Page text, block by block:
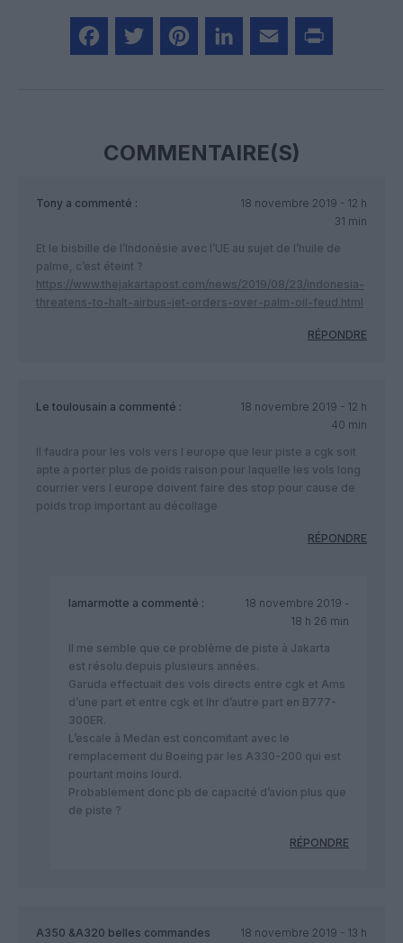
COMMENTAIRE(S)
Tony a commenté :
18 novembre 2019 - 12 h
31 min
Et le bisbille de l’Indonésie avec l’UE au sujet de l’huile de
palme, c’est éteint ?
https://www.thejakartapost.com/news/2019/08/23/indonesia-
threatens-to-halt-airbus-jet-orders-over-palm-oil-feud.html
RÉPONDRE
Le toulousain a commenté :
18 novembre 2019 - 12 h
40 min
Il faudra pour les vols vers l europe que leur piste a cgk soit
apte a porter plus de poids raison pour laquelle les vols long
courrier vers l europe doivent faire des stop pour cause de
poids trop important au décollage
RÉPONDRE
lamarmotte a commenté :
18 novembre 2019 -
18 h 26 min
Il me semble que ce problème de piste à Jakarta
est résolu depuis plusieurs années.
Garuda effectuait des vols directs entre cgk et Ams
d’une part et entre cgk et lhr d’autre part en B777-
300ER.
L’escale à Medan est concomitant avec le
remplacement du Boeing par les A330-200 qui est
pourtant moins lourd.
Probablement donc pb de capacité d’avion plus que
de piste ?
RÉPONDRE
A350 &A320 belles commandes
18 novembre 2019 - 13 h